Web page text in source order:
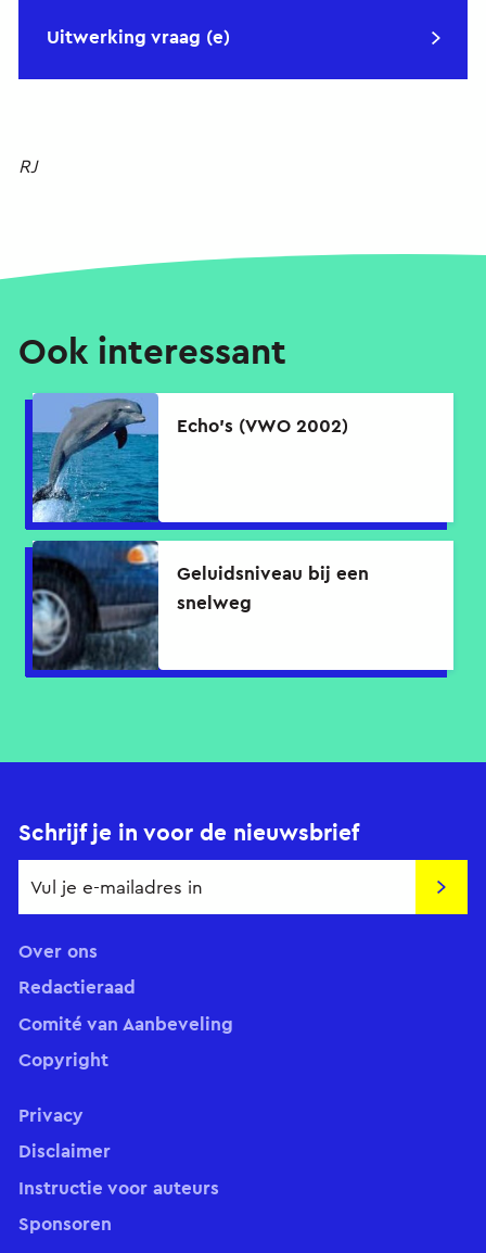
Uitwerking vraag (e)
RJ
Ook interessant
Echo's (VWO 2002)
Geluidsniveau bij een
snelweg
Schrijf je in voor de nieuwsbrief
Over ons
Redactieraad
Comité van Aanbeveling
Copyright
Privacy
Disclaimer
Instructie voor auteurs
Sponsoren